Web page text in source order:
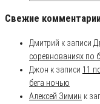
Свежие
Дмитрий к записи
соревнованиях по
Джон к записи 11
бега ночью
Алексей Зимин к